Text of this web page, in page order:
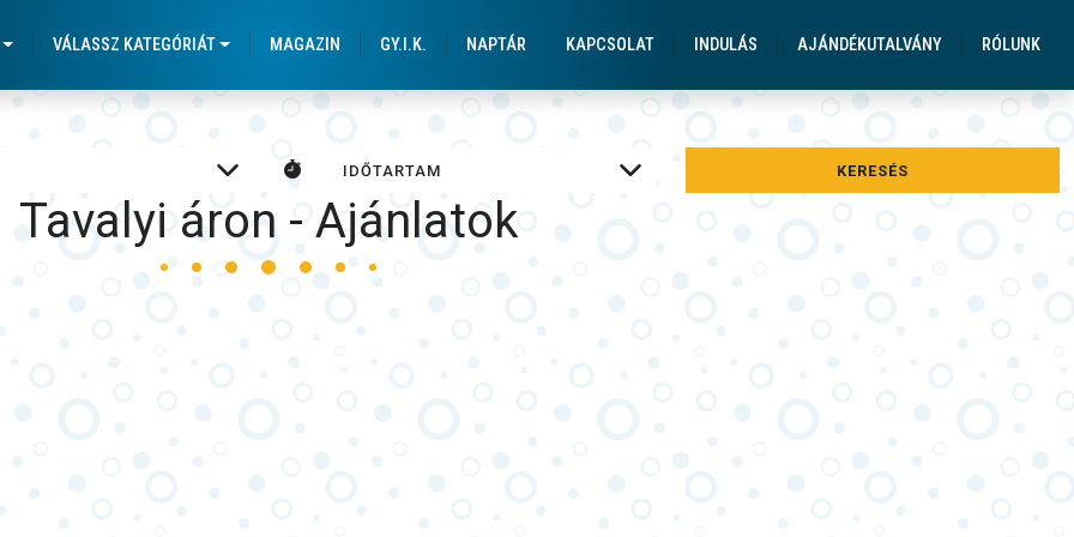
a városlátogatások Üdülések
VÁLASSZ KATEGÓRIÁT MAGAZIN GY.I.K. NAPTÁR KAPCSOLAT INDULÁS AJÁNDÉKUTALVÁNY RÓLUNK
KERESÉS
Tavalyi áron - Ajánlatok